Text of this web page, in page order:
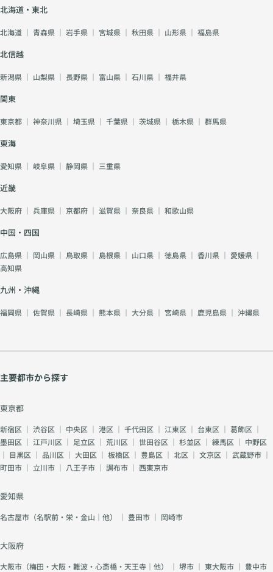
北海道・東北
北海道 ｜ 青森県 ｜ 岩手県 ｜ 宮城県 ｜ 秋田県 ｜ 山形県 ｜ 福島県
北信越
新潟県 ｜ 山梨県 ｜ 長野県 ｜ 富山県 ｜ 石川県 ｜ 福井県
関東
東京都 ｜ 神奈川県 ｜ 埼玉県 ｜ 千葉県 ｜ 茨城県 ｜ 栃木県 ｜ 群馬県
東海
愛知県 ｜ 岐阜県 ｜ 静岡県 ｜ 三重県
近畿
大阪府 ｜ 兵庫県 ｜ 京都府 ｜ 滋賀県 ｜ 奈良県 ｜ 和歌山県
中国・四国
広島県 ｜ 岡山県 ｜ 鳥取県 ｜ 島根県 ｜ 山口県 ｜ 徳島県 ｜ 香川県 ｜ 愛媛県 ｜
高知県
九州・沖縄
福岡県 ｜ 佐賀県 ｜ 長崎県 ｜ 熊本県 ｜ 大分県 ｜ 宮崎県 ｜ 鹿児島県 ｜ 沖縄県
主要都市から探す
東京都
新宿区 ｜ 渋谷区 ｜ 中央区 ｜ 港区 ｜ 千代田区 ｜ 江東区 ｜ 台東区 ｜ 葛飾区 ｜
墨田区 ｜ 江戸川区 ｜ 足立区 ｜ 荒川区 ｜ 世田谷区 ｜ 杉並区 ｜ 練馬区 ｜ 中野区
｜ 目黒区 ｜ 品川区 ｜ 大田区 ｜ 板橋区 ｜ 豊島区 ｜ 北区 ｜ 文京区 ｜ 武蔵野市 ｜
町田市 ｜ 立川市 ｜ 八王子市 ｜ 調布市 ｜ 西東京市
愛知県
名古屋市（名駅前・栄・金山｜他） ｜ 豊田市 ｜ 岡崎市
大阪府
大阪市（梅田・大阪・難波・心斎橋・天王寺｜他） ｜ 堺市 ｜ 東大阪市 ｜ 豊中市